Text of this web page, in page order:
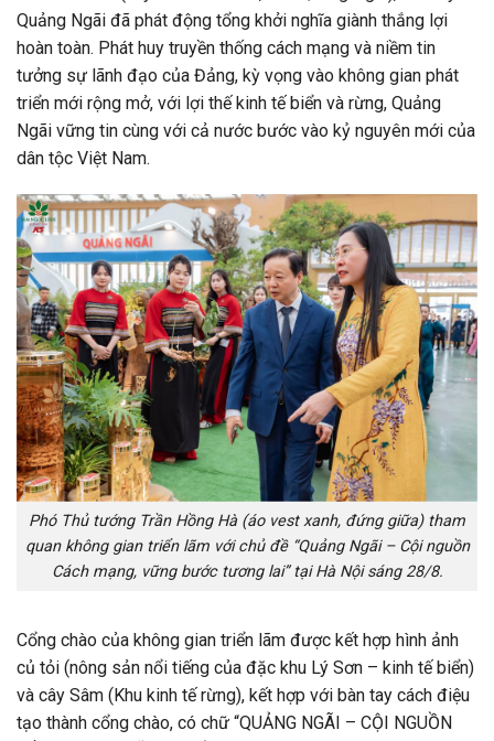
Quảng Ngãi đã phát động tổng khởi nghĩa giành thắng lợi
hoàn toàn. Phát huy truyền thống cách mạng và niềm tin
tưởng sự lãnh đạo của Đảng, kỳ vọng vào không gian phát
triển mới rộng mở, với lợi thế kinh tế biển và rừng, Quảng
Ngãi vững tin cùng với cả nước bước vào kỷ nguyên mới của
dân tộc Việt Nam.
Phó Thủ tướng Trần Hồng Hà (áo vest xanh, đứng giữa) tham
quan không gian triển lãm với chủ đề “Quảng Ngãi – Cội nguồn
Cách mạng, vững bước tương lai” tại Hà Nội sáng 28/8.
Cổng chào của không gian triển lãm được kết hợp hình ảnh
củ tỏi (nông sản nổi tiếng của đặc khu Lý Sơn – kinh tế biển)
và cây Sâm (Khu kinh tế rừng), kết hợp với bàn tay cách điệu
tạo thành cổng chào, có chữ “QUẢNG NGÃI – CỘI NGUỒN